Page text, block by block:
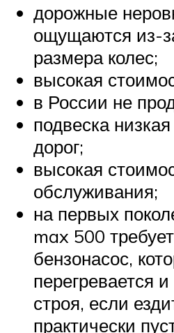
дорожные
ощущаются из-
размера колес;
высокая
в России не
подвеска
дорог;
высокая
обслуживания;
на первых
max 500
бензонасос,
перегревается
строя, если
практически